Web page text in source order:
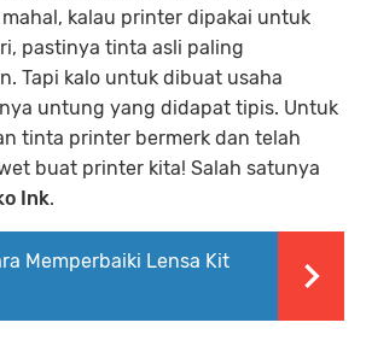
kalau printer dipakai untuk
pastinya tinta asli paling
Tapi kalo untuk dibuat usaha
untung yang didapat tipis. Untuk
tinta printer bermerk dan telah
buat printer kita! Salah satunya
Ink.
Memperbaiki Lensa Kit